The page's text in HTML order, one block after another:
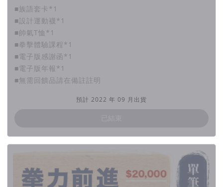
■族語套卡*1
■設計運動襪*1
■帥氣T恤*1
■拳擊體驗課程*1
■電子版感謝函*1
■電子版年報*1
■無需回饋品請在備註註明
預計 2022 年 09 月出貨